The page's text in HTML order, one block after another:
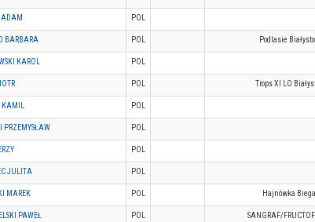
ADAM POL
BARBARA POL Podlasie
KAROL POL
POL Trops XI LO
POL
PRZEMYSŁAW POL
POL
JULITA POL
MAREK POL Hajnówka Biega
PAWEŁ POL SANGRAF/